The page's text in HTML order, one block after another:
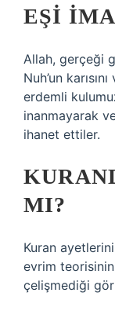
EŞI
Allah, gerçeği
Nuh’un
erdemli
inanmayarak
ihanet ettiler.
MI?
Kuran ayetlerini
evrim
çelişmediği